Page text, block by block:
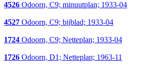
4526 Odoorn, C9; minuutplan; 1933-04
4527 Odoorn, C9; bijblad; 1933-04
1724 Odoorn, C9; Netteplan; 1933-04
1726 Odoorn, D1; Netteplan; 1963-11